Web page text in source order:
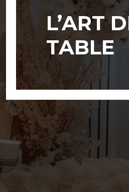
L’ART
TABLE